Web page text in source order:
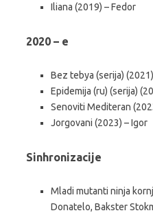
Iliana (2019) – Fedor
2020 – e
Bez tebya (serija) (2021)
Epidemija (ru) (serija)
Senoviti Mediteran
Jorgovani (2023) – Igor
Sinhronizacije
Mladi mutanti ninja
Donatelo, Bakster